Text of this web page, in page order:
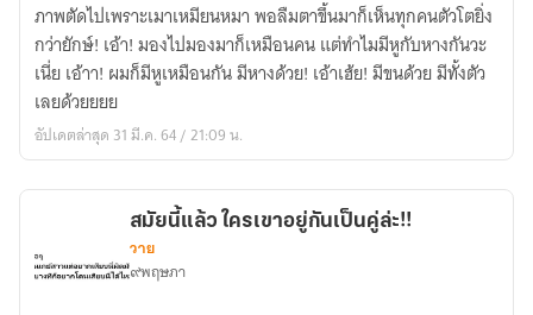
ผม
ก็
มี
ขน
ทั้ง
ภาพตัดไปเพราะเมาเหมียนหมา พอลืมตาขึ้นมาก็เห็นทุกคนตัวโตยิ่ง
กว่ายักษ์! เอ้า! มองไปมองมาก็เหมือนคน แต่ทําไมมีหูกับหางกันวะ
เนี่ย เอ้าา! ผมก็มีหูเหมือนกัน มีหางด้วย! เอ้าเฮ้ย! มีขนด้วย มีทั้งตัว
เลยด้วยยยย
อัปเดตล่าสุด 31 มี.ค. 64 / 21:09 น.
สมัยนี้แล้ว ใครเขาอยู่กันเป็นคู่ล่ะ!!
วาย
๙พฤษภา